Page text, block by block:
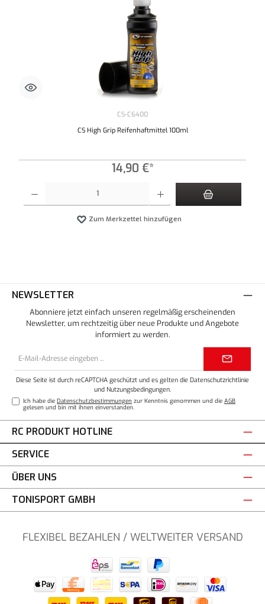
CS-C6400
CS High Grip Reifenhaftmittel 100ml
14,90 €*
Zum Merkzettel hinzufügen
NEWSLETTER
Abonniere jetzt einfach unseren regelmäßig erscheinenden
Newsletter, um rechtzeitig über neue Produkte und Angebote
informiert zu werden.
Diese Seite ist durch reCAPTCHA geschützt und es gelten die Datenschutzrichtlinie
und Nutzungsbedingungen
Ich habe dieDatenschutzbestimmungen zur Kenntnis genommen und dieAGB
gelesen und bin mit ihnen einverstanden.
RC PRODUKT HOTLINE
SERVICE
ÜBER UNS
TONISPORT GMBH
FLEXIBEL BEZAHLEN / WELTWEITER VERSAND